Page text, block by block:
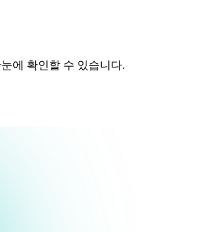
에 확인할 수 있습니다.